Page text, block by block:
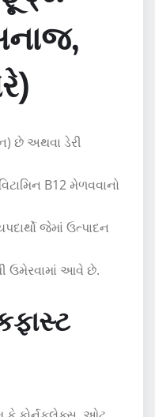
છે અથવા ડેરી
B12 મેળવવાનો
જેમાં ઉત્પાદન
ઉમેરવામાં આવે છે.